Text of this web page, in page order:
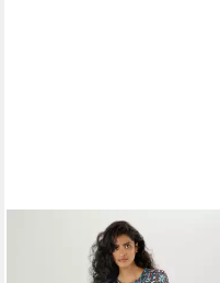
ANISTON CASUAL
Jerseykleid mit extravaganten